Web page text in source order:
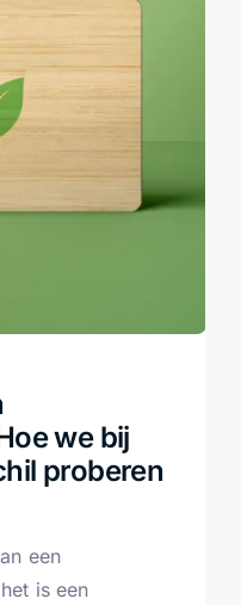
we bij
proberen
een
is een